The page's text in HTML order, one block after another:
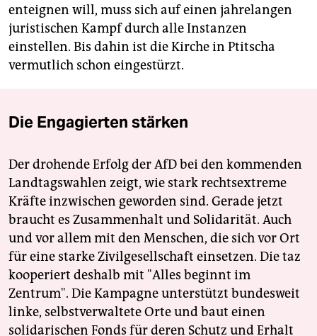
enteignen will, muss sich auf einen jahrelangen
juristischen Kampf durch alle Instanzen
einstellen. Bis dahin ist die Kirche in Ptitscha
vermutlich schon eingestürzt.
Die Engagierten stärken
Der drohende Erfolg der AfD bei den kommenden
Landtagswahlen zeigt, wie stark rechtsextreme
Kräfte inzwischen geworden sind. Gerade jetzt
braucht es Zusammenhalt und Solidarität. Auch
und vor allem mit den Menschen, die sich vor Ort
für eine starke Zivilgesellschaft einsetzen. Die taz
kooperiert deshalb mit "Alles beginnt im
Zentrum". Die Kampagne unterstützt bundesweit
linke, selbstverwaltete Orte und baut einen
solidarischen Fonds für deren Schutz und Erhalt